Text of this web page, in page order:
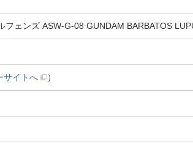
ェンズ ASW-G-08 GUNDAM BARBATOS
サイトへ ）